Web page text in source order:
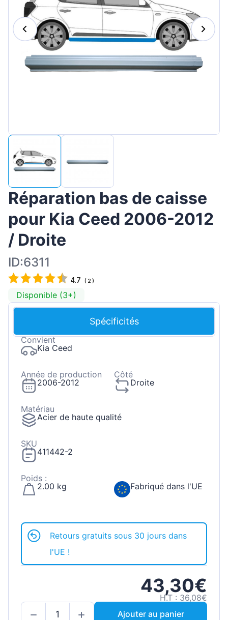
Magyar
Hrvatski
Português
Slovenian
Réparation bas de caisse
pour Kia Ceed 2006-2012
/ Droite
ID:6311
4.7 ( 2 )
Disponible (3+)
Spécificités
Convient
Kia Ceed
Année de production
2006-2012
Côté
Droite
Matériau
Acier de haute qualité
SKU
411442-2
Poids :
2.00 kg
Fabriqué dans l'UE
Retours gratuits sous 30 jours dans
l'UE !
43,30€
H.T : 36,08€
Ajouter au panier